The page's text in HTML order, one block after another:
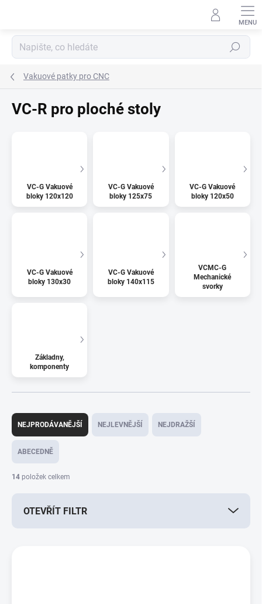
Hledat
Vakuové patky pro CNC
VC-R pro ploché stoly
VC-G Vakuové
bloky 120x120
VC-G Vakuové
bloky 125x75
VC-G Vakuové
bloky 120x50
VC-G Vakuové
bloky 130x30
VC-G Vakuové
bloky 140x115
VCMC-G
Mechanické
svorky
Základny,
komponenty
Ř
z
í
NEJPRODÁVANĚJŠÍ NEJLEVNĚJŠÍ NEJDRAŽŠÍ
ABECEDNĚ
14 položek celkem
OTEVŘÍT FILTR